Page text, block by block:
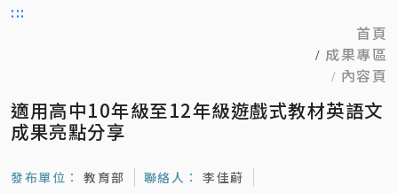
:::
首頁
成果專區
內容頁
適用高中10年級至12年級遊戲式教材英語文
成果亮點分享
發布單位： 教育部 聯絡人： 李佳蔚